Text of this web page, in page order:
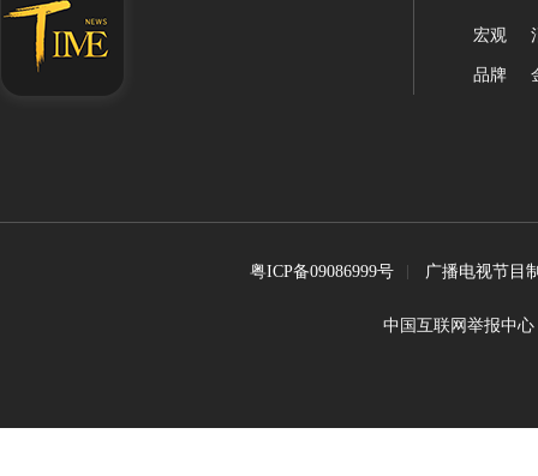
宏观
品牌
粤ICP备09086999号 广播电视节目
中国互联网举报中心